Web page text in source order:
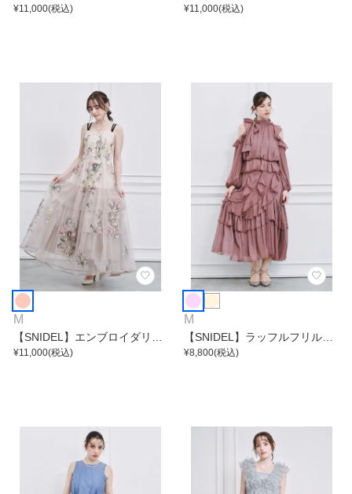
ポンチマーメイドワンピース
¥11,000(税込)
ルワンピース
¥11,000(税込)
M
【SNIDEL】エンブロイダリー
チュールドレス
¥11,000(税込)
M
【SNIDEL】ラッフルフリルシ
フォンセットアップ
¥8,800(税込)